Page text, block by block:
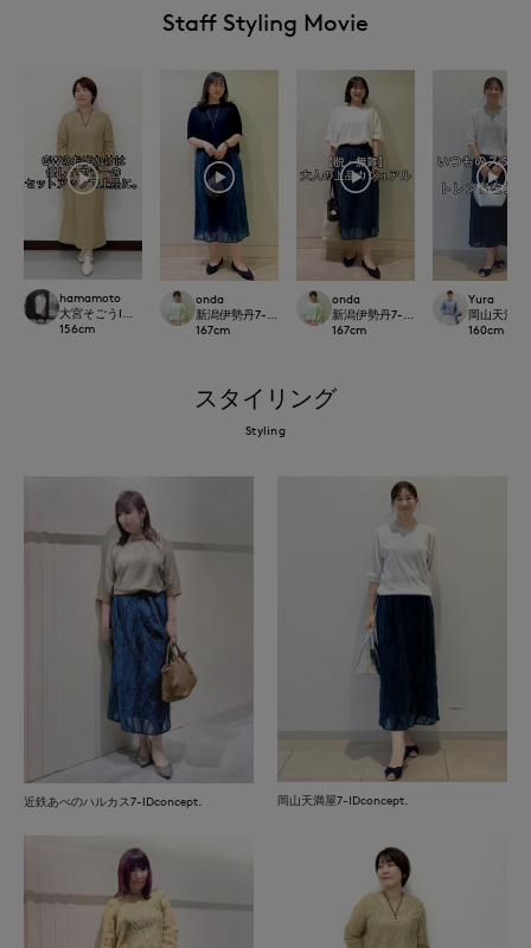
Staff Styling Movie
hamamoto
大宮そごうINED
156cm
onda
新潟伊勢丹7-IDconcept.
167cm
onda
新潟伊勢丹7-IDconcept.
167cm
Yura
岡山天満
160cm
スタイリング
Styling
近鉄あべのハルカス7-IDconcept. 岡山天満屋7-IDconcept.